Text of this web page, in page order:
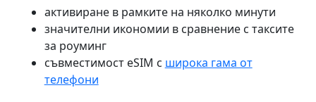
активиране в рамките на няколко минути
значителни икономии в сравнение с таксите
за роуминг
съвместимост eSIM с широка гама от
телефони